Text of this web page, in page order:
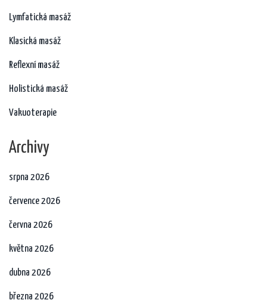
Lymfatická masáž
Klasická masáž
Reflexní masáž
Holistická masáž
Vakuoterapie
Archivy
srpna 2026
července 2026
června 2026
května 2026
dubna 2026
března 2026